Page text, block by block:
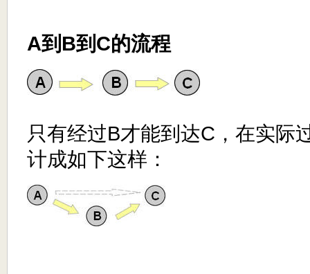
A到B到C的流程
只有经过B才能到达C，在实际
计成如下这样：